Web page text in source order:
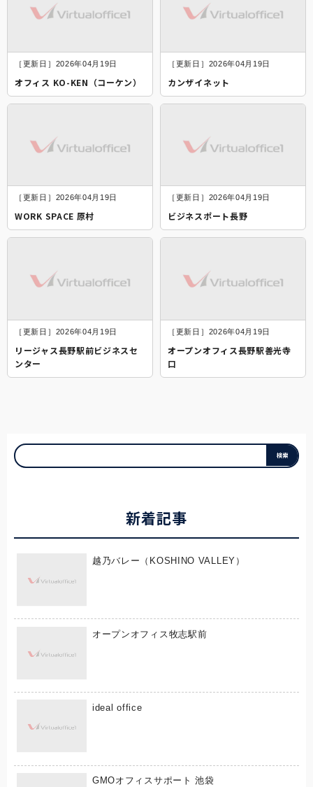
［更新日］2026年04月19日
オフィス KO-KEN（コーケン）
［更新日］2026年04月19日
カンザイネット
［更新日］2026年04月19日
WORK SPACE 原村
［更新日］2026年04月19日
ビジネスポート長野
［更新日］2026年04月19日
リージャス長野駅前ビジネスセ
ンター
［更新日］2026年04月19日
オープンオフィス長野駅善光寺
口
新着記事
越乃バレー（KOSHINO VALLEY）
オープンオフィス牧志駅前
ideal office
GMOオフィスサポート 池袋